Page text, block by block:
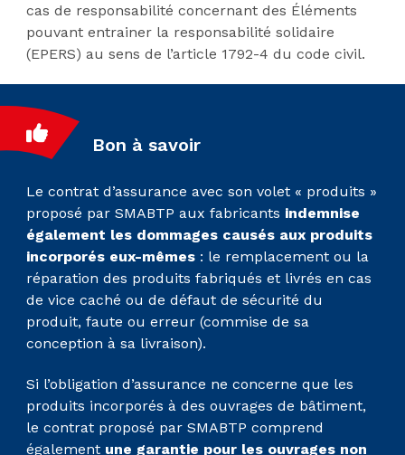
cas de responsabilité concernant des Éléments
pouvant entrainer la responsabilité solidaire
(EPERS) au sens de l’article 1792-4 du code civil.
Bon à savoir
Le contrat d’assurance avec son volet « produits »
proposé par SMABTP aux fabricants indemnise
également les dommages causés aux produits
incorporés eux-mêmes: le remplacement ou la
réparation des produits fabriqués et livrés en cas
de vice caché ou de défaut de sécurité du
produit, faute ou erreur (commise de sa
conception à sa livraison).
Si l’obligation d’assurance ne concerne que les
produits incorporés à des ouvrages de bâtiment,
le contrat proposé par SMABTP comprend
également une garantie pour les ouvrages non